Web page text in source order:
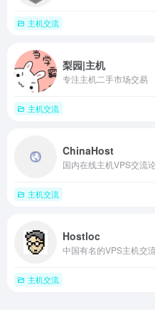
主机交流
梨园|主机
专注主机二手市场交易
主机交流
ChinaHost
国内在线主机VPS交流
主机交流
Hostloc
中国有名的VPS主机交
主机交流